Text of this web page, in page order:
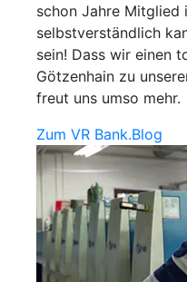
schon Jahre Mitglied
selbstverständlich
sein! Dass wir einen
Götzenhain zu
freut uns umso mehr.
Zum VR Bank.Blog